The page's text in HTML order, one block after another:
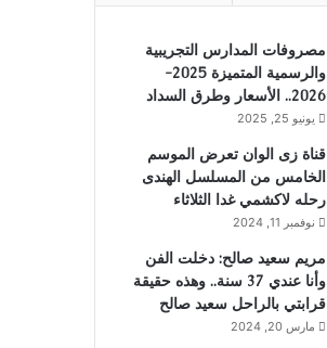
مصروفات المدارس التجريبية
والرسمية المتميزة 2025-
2026.. الأسعار وطرق السداد
يونيو 25, 2025
قناة زى الوان تعرض الموسم
الخامس من المسلسل الهندى
رحله لاكشمي غدا الثلاثاء
نوفمبر 11, 2024
مريم سعيد صالح: دخلت الفن
وأنا عندي 37 سنة.. وهذه حقيقة
قرابتي بالراحل سعيد صالح
مارس 20, 2024